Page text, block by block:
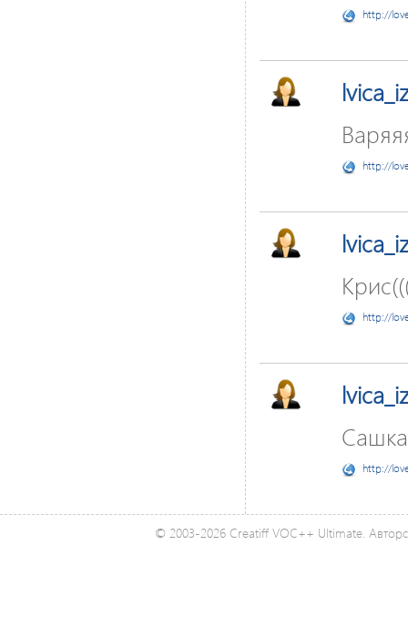
http://
http://
http://
http://
© 2003-2026 Creatiff VOC++ Ultimate.